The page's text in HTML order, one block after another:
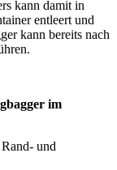
kann damit in
entleert und
kann bereits nach
im
und